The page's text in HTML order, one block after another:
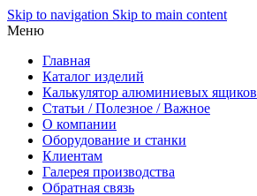
Skip to navigation Skip to main content
Меню
Главная
Каталог изделий
Калькулятор алюминиевых ящиков
Статьи / Полезное / Важное
О компании
Оборудование и станки
Клиентам
Галерея производства
Обратная связь